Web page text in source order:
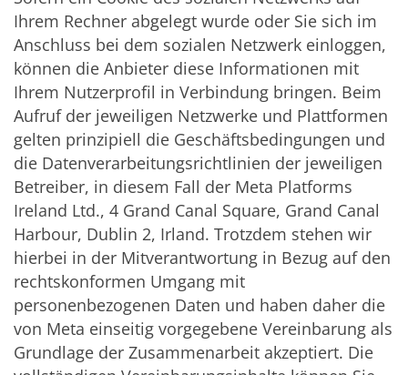
Ihrem Rechner abgelegt wurde oder Sie sich im
Anschluss bei dem sozialen Netzwerk einloggen,
können die Anbieter diese Informationen mit
Ihrem Nutzerprofil in Verbindung bringen. Beim
Aufruf der jeweiligen Netzwerke und Plattformen
gelten prinzipiell die Geschäftsbedingungen und
die Datenverarbeitungsrichtlinien der jeweiligen
Betreiber, in diesem Fall der Meta Platforms
Ireland Ltd., 4 Grand Canal Square, Grand Canal
Harbour, Dublin 2, Irland. Trotzdem stehen wir
hierbei in der Mitverantwortung in Bezug auf den
rechtskonformen Umgang mit
personenbezogenen Daten und haben daher die
von Meta einseitig vorgegebene Vereinbarung als
Grundlage der Zusammenarbeit akzeptiert. Die